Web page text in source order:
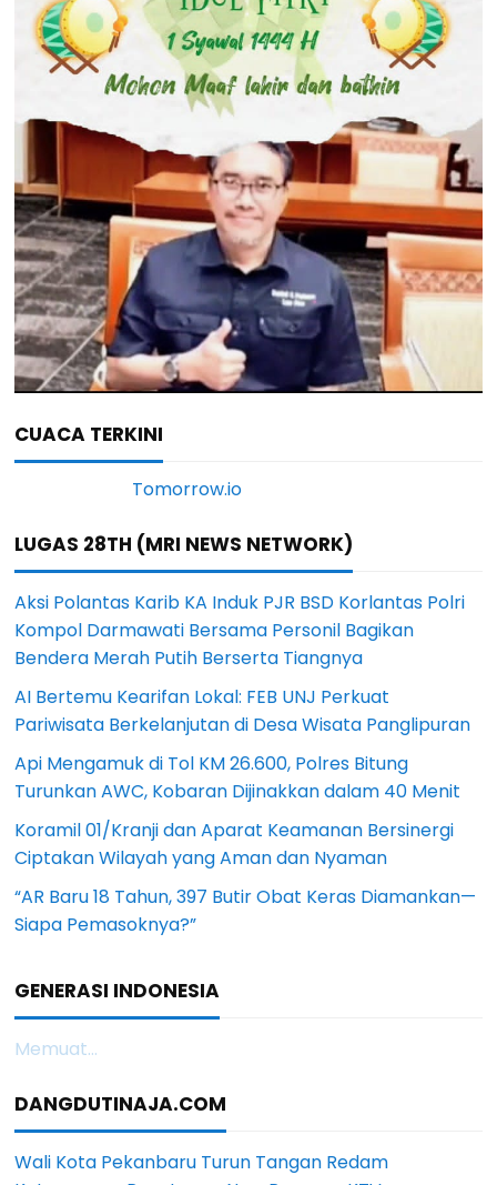
CUACA TERKINI
LUGAS 28TH (MRI NEWS NETWORK)
Aksi Polantas Karib KA Induk PJR BSD Korlantas Polri
Kompol Darmawati Bersama Personil Bagikan
Bendera Merah Putih Berserta Tiangnya
AI Bertemu Kearifan Lokal: FEB UNJ Perkuat
Pariwisata Berkelanjutan di Desa Wisata Panglipuran
Api Mengamuk di Tol KM 26.600, Polres Bitung
Turunkan AWC, Kobaran Dijinakkan dalam 40 Menit
Koramil 01/Kranji dan Aparat Keamanan Bersinergi
Ciptakan Wilayah yang Aman dan Nyaman
“AR Baru 18 Tahun, 397 Butir Obat Keras Diamankan—
Siapa Pemasoknya?”
GENERASI INDONESIA
Memuat...
DANGDUTINAJA.COM
Wali Kota Pekanbaru Turun Tangan Redam